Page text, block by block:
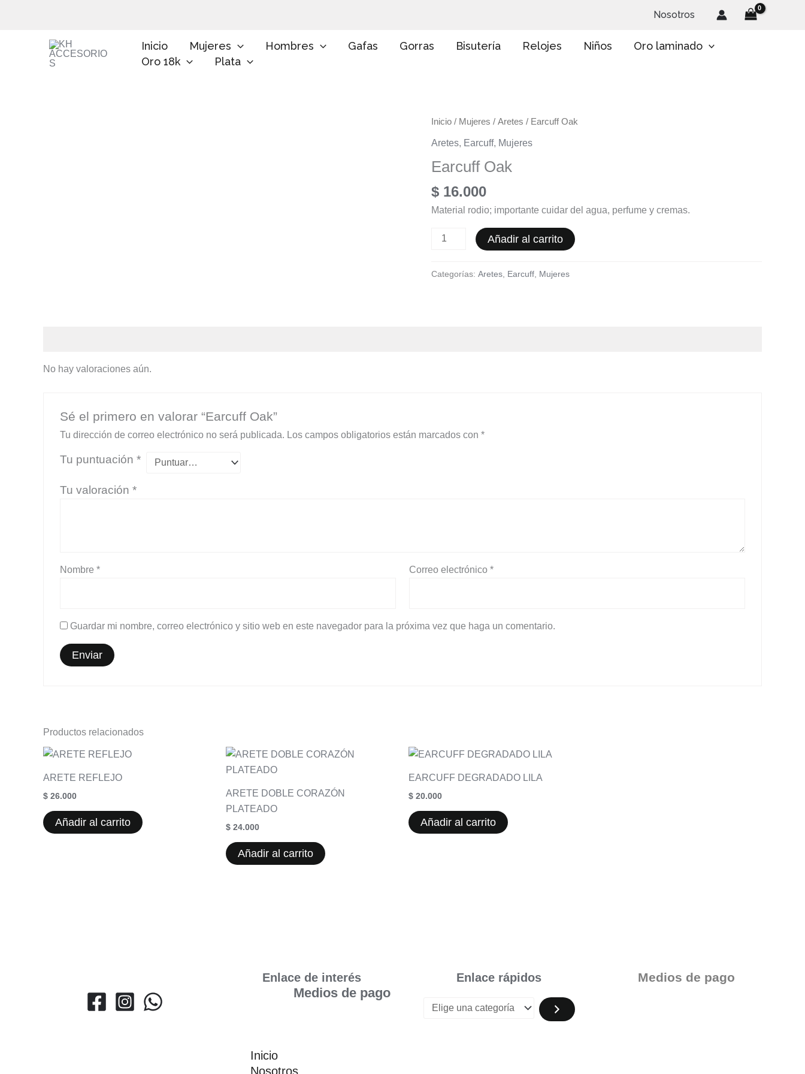
Nosotros
Inicio Mujeres Hombres Gafas Gorras Bisutería Relojes Niños
Oro laminado
Oro 18k
Plata
Inicio / Mujeres / Aretes / Earcuff Oak
Aretes, Earcuff, Mujeres
Earcuff Oak
$ 16.000
Material rodio; importante cuidar del agua, perfume y cremas.
Earcuff
Añadir al carrito
Categorías: Aretes Earcuff Mujeres
No hay valoraciones aún.
Sé el primero en valorar “Earcuff Oak”
Tu dirección de correo electrónico no será publicada. Los campos obligatorios están marcados con *
Tu puntuación *
Tu valoración *
Nombre * Correo electrónico*
Guardar mi nombre, correo electrónico y sitio web en este navegador para la próxima vez que haga un comentario.
Productos relacionados
ARETE REFLEJO
$ 26.000
Añadir al carrito
ARETE DOBLE CORAZÓN
PLATEADO
$ 24.000
Añadir al carrito
EARCUFF DEGRADADO LILA
$ 20.000
Añadir al carrito
Enlace de interés
Medios de pago
Inicio
Nosotros
Enlace rápidos
g
e
Medios de pago